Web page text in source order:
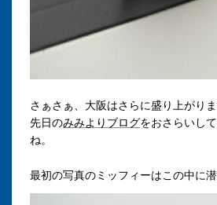
さぁさぁ、大阪はさらに盛り上がりま
先日のみみよりブログをおさらいし
ね。
最初の写真のミッフィーはこの中に潜